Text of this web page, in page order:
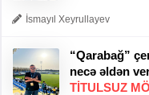
İsmayıl Xeyrullayev
“Qarabağ”
necə əldən
TITULSUZ